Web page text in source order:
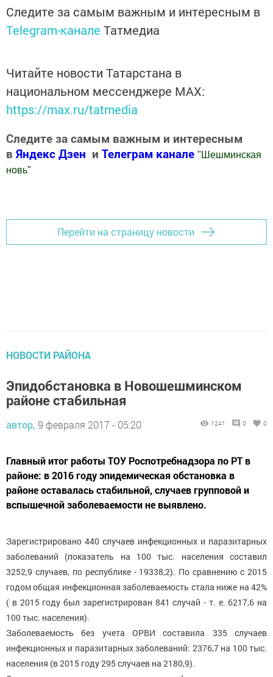
Следите за самым важным и интересным в
Telegram-канале Татмедиа
Читайте новости Татарстана в
национальном мессенджере MАХ:
https://max.ru/tatmedia
Следите за самым важным и интересным
в Яндекс Дзен и Телеграм канале " Шешминская
новь"
Перейти на страницу новости
НОВОСТИ РАЙОНА
Эпидобстановка в Новошешминском
районе стабильная
автор, 9 февраля 2017 - 05:20 1241 0 0
Главный итог работы ТОУ Роспотребнадзора по РТ в
районе: в 2016 году эпидемическая обстановка в
районе оставалась стабильной, случаев групповой и
вспышечной заболеваемости не выявлено.
Зарегистрировано 440 случаев инфекционных и паразитарных
заболеваний (показатель на 100 тыс. населения составил
3252,9 случаев, по республике - 19338,2). По сравнению с 2015
годом общая инфекционная заболеваемость стала ниже на 42%
( в 2015 году был зарегистрирован 841 случай - т. е. 6217,6 на
100 тыс. населения).
Заболеваемость без учета ОРВИ составила 335 случаев
инфекционных и паразитарных заболеваний: 2376,7 на 100 тыс.
населения (в 2015 году 295 случаев на 2180,9).